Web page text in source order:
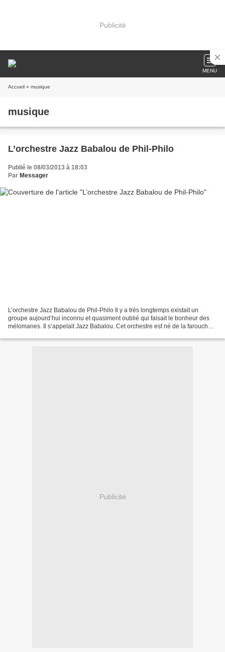
Publicité
MENU
Accueil » musique
musique
L’orchestre Jazz Babalou de Phil-Philo
Publié le 08/03/2013 à 18:03
Par Messager
L’orchestre Jazz Babalou de Phil-Philo Il y a très longtemps existait un
groupe aujourd’hui inconnu et quasiment oublié qui faisait le bonheur des
mélomanes. Il s’appelait Jazz Babalou. Cet orchestre est né de la farouche
Publicité